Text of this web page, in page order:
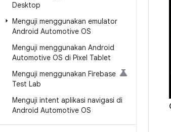
Desktop
Menguji menggunakan emulator
Android Automotive OS
Menguji menggunakan Android
Automotive OS di Pixel Tablet
Menguji menggunakan Firebase
Test Lab
Menguji intent aplikasi navigasi di
Android Automotive OS